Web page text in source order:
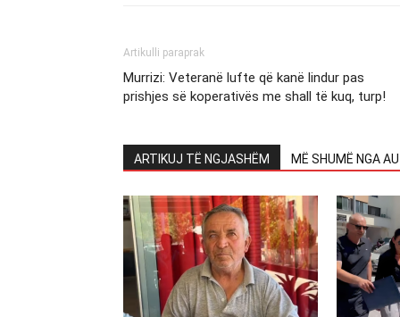
Artikulli paraprak
Murrizi: Veteranë lufte që kanë lindur pas
prishjes së koperativës me shall të kuq, turp!
ARTIKUJ TË NGJASHËM MË SHUMË NGA